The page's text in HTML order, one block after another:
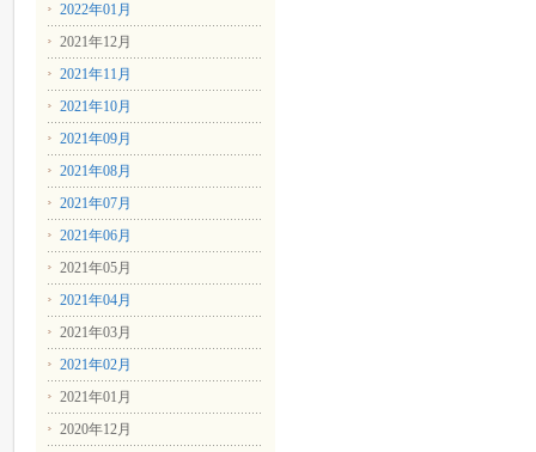
2022年01月
2021年12月
2021年11月
2021年10月
2021年09月
2021年08月
2021年07月
2021年06月
2021年05月
2021年04月
2021年03月
2021年02月
2021年01月
2020年12月